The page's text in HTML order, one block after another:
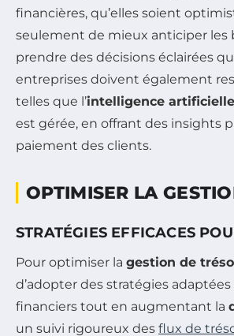
financières, qu’elles soient
seulement de mieux anticiper les
prendre des décisions éclairées
entreprises doivent également
telles que l’intelligence artificielle
est gérée, en offrant des insights
paiement des clients.
OPTIMISER LA
STRATÉGIES EFFICACES
Pour optimiser la gestion de
d’adopter des stratégies
financiers tout en augmentant la
un suivi rigoureux des flux de